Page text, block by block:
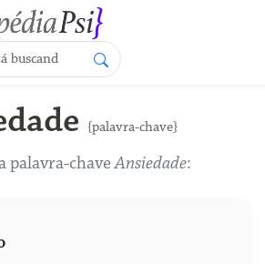
{palavra-chave}
palavra-chaveAnsiedade: